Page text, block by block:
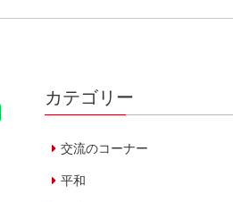
カテゴリー
交流のコーナー
平和